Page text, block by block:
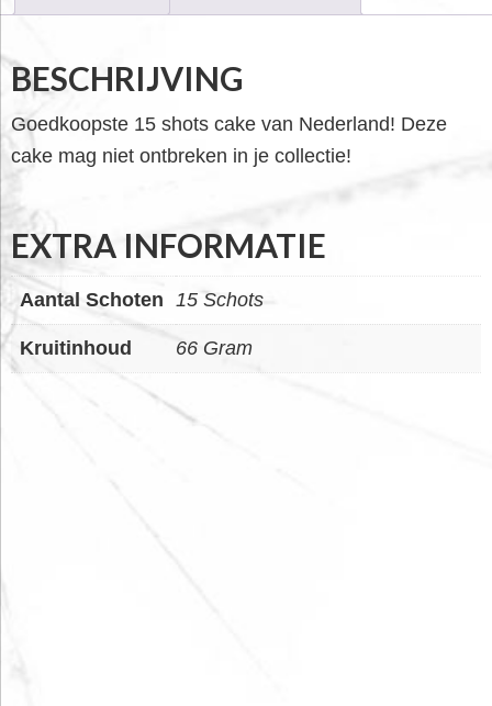
BESCHRIJVING
Goedkoopste 15 shots cake van Nederland! Deze
cake mag niet ontbreken in je collectie!
EXTRA INFORMATIE
Aantal Schoten 15 Schots
Kruitinhoud 66 Gram